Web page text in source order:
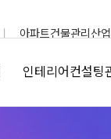
아파트건물관리산
인테리어컨설팅